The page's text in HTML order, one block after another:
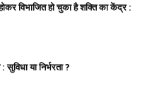
विभाजित हो चुका है शक्ति का केंद्र :
या निर्भरता ?